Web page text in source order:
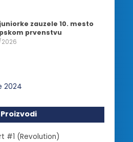
zauzele 10. mesto
prvenstvu
Proizvodi
#1 (Revolution)